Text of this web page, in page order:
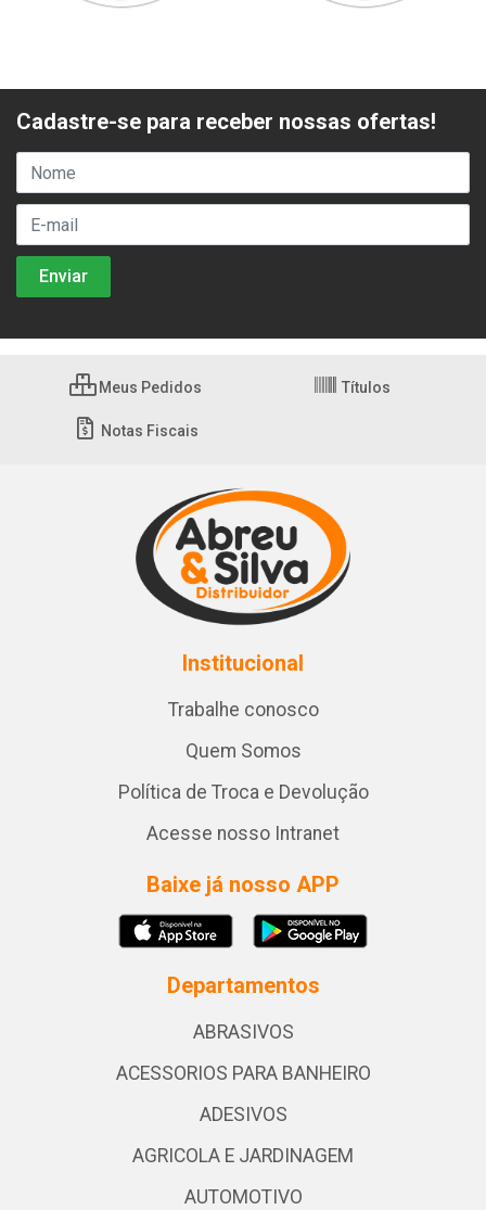
Cadastre-se para receber nossas ofertas!
Meus Pedidos Títulos
Notas Fiscais
Institucional
Trabalhe conosco
Quem Somos
Política de Troca e Devolução
Acesse nosso Intranet
Baixe já nosso APP
Departamentos
ABRASIVOS
ACESSORIOS PARA BANHEIRO
ADESIVOS
AGRICOLA E JARDINAGEM
AUTOMOTIVO